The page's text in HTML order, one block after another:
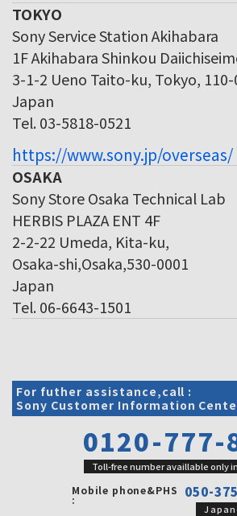
TOKYO
Sony Service Station Akihabara
1F Akihabara Shinkou
3-1-2 Ueno Taito-ku, Tokyo, 110-
Japan
Tel. 03-5818-0521
https://www.sony.jp/overseas/
OSAKA
Sony Store Osaka Technical Lab
HERBIS PLAZA ENT 4F
2-2-22 Umeda, Kita-ku,
Osaka-shi,Osaka,530-0001
Japan
Tel. 06-6643-1501
For futher assistance,call :
Sony Customer Information
0120-777-
Toll-free number availlable only
Mobile phone&PHS
: 050-